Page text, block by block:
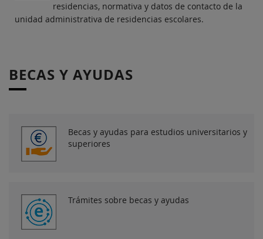
residencias, normativa y datos de contacto de la
unidad administrativa de residencias escolares.
BECAS Y AYUDAS
Becas y ayudas para estudios universitarios y
superiores
Trámites sobre becas y ayudas